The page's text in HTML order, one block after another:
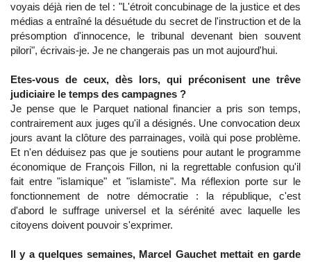
voyais déjà rien de tel : "L'étroit concubinage de la justice et des
médias a entraîné la désuétude du secret de l'instruction et de la
présomption d'innocence, le tribunal devenant bien souvent
pilori", écrivais-je. Je ne changerais pas un mot aujourd'hui.
Etes-vous de ceux, dès lors, qui préconisent une trêve
judiciaire le temps des campagnes ?
Je pense que le Parquet national financier a pris son temps,
contrairement aux juges qu'il a désignés. Une convocation deux
jours avant la clôture des parrainages, voilà qui pose problème.
Et n'en déduisez pas que je soutiens pour autant le programme
économique de François Fillon, ni la regrettable confusion qu'il
fait entre "islamique" et "islamiste". Ma réflexion porte sur le
fonctionnement de notre démocratie : la république, c'est
d'abord le suffrage universel et la sérénité avec laquelle les
citoyens doivent pouvoir s'exprimer.
Il y a quelques semaines, Marcel Gauchet mettait en garde